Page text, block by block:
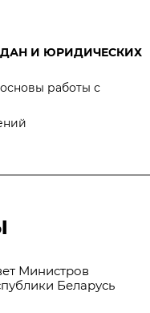
И ЮРИДИЧЕСКИХ
работы с
Министров
Беларусь